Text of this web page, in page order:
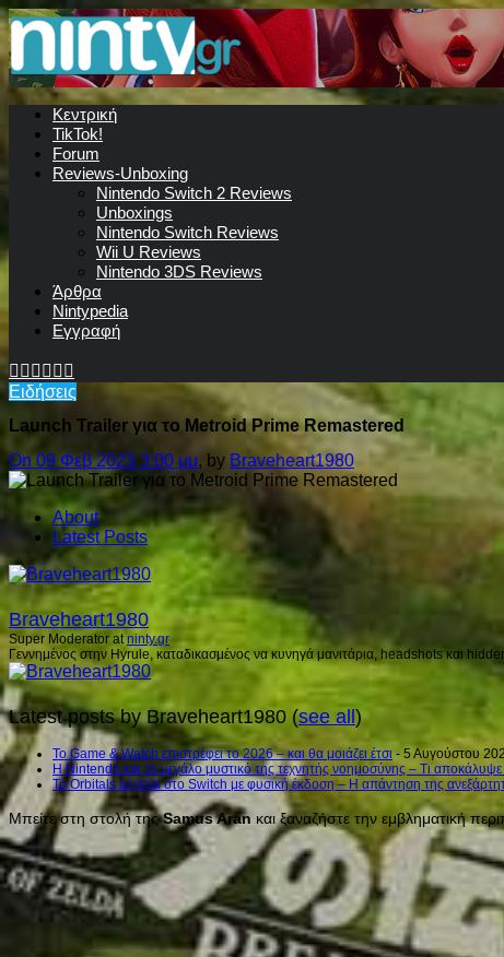
Κεντρική
TikTok!
Forum
Reviews-Unboxing
Nintendo Switch 2 Reviews
Unboxings
Nintendo Switch Reviews
Wii U Reviews
Nintendo 3DS Reviews
Άρθρα
Nintypedia
Εγγραφή
Ειδήσεις
Launch Trailer για το Metroid Prime Remastered
On 09 Φεβ 2023 3:00 μμ, by Braveheart1980
About
Latest Posts
Braveheart1980
Super Moderator atninty.gr
Γεννημένος στην Hyrule, καταδικασμένος να κυνηγά μανιτάρια, headshots και
Latest posts by Braveheart1980 (see all)
Το Game & Watch επιστρέφει το 2026 – και θα μοιάζει έτσι - 5 Αυγούστου
Η Nintendo και το μεγάλο μυστικό της τεχνητής νοημοσύνης – Τι αποκάλυψε
Το Orbitals έρχεται στο Switch με φυσική έκδοση – Η απάντηση της
Μπείτε στη στολή τηςSamus Aran και ξαναζήστε την εμβληματική